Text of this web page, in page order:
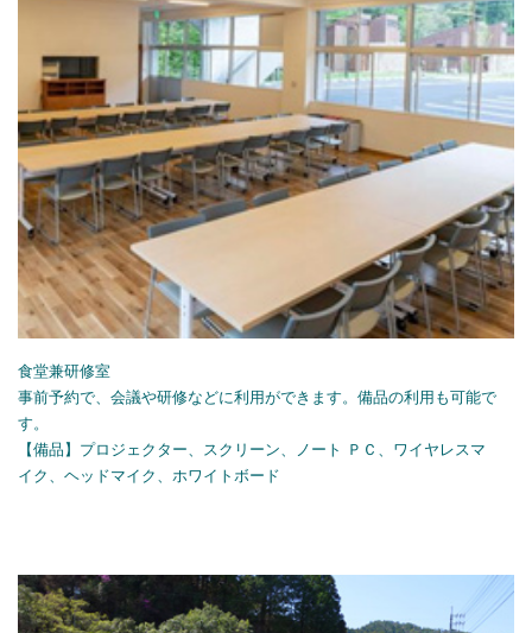
食堂兼研修室
事前予約で、会議や研修などに利用ができます。備品の利用も可能で
す。
【備品】プロジェクター、スクリーン、ノート ＰＣ、ワイヤレスマ
イク、ヘッドマイク、ホワイトボード